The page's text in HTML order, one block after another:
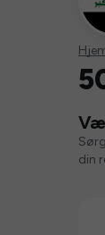
din